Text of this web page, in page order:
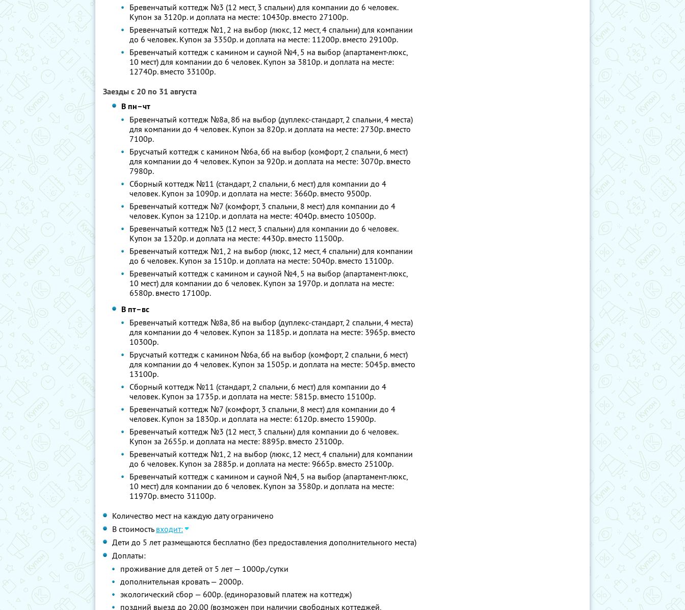
Бревенчатый коттедж №3 (12 мест, 3 спальни) для компании до 6 человек.
Купон за 3120р. и доплата на месте: 10430р. вместо 27100р.
Бревенчатый коттедж №1, 2 на выбор (люкс, 12 мест, 4 спальни) для компании
до 6 человек. Купон за 3350р. и доплата на месте: 11200р. вместо 29100р.
Бревенчатый коттедж с камином и сауной №4, 5 на выбор (апартамент-люкс,
10 мест) для компании до 6 человек. Купон за 3810р. и доплата на месте:
12740р. вместо 33100р.
Заезды с 20 по 31 августа
В пн–чт
Бревенчатый коттедж №8а, 8б на выбор (дуплекс-стандарт, 2 спальни, 4 места)
для компании до 4 человек. Купон за 820р. и доплата на месте: 2730р. вместо
7100р.
Брусчатый коттедж с камином №6а, 6б на выбор (комфорт, 2 спальни, 6 мест)
для компании до 4 человек. Купон за 920р. и доплата на месте: 3070р. вместо
7980р.
Сборный коттедж №11 (стандарт, 2 спальни, 6 мест) для компании до 4
человек. Купон за 1090р. и доплата на месте: 3660р. вместо 9500р.
Бревенчатый коттедж №7 (комфорт, 3 спальни, 8 мест) для компании до 4
человек. Купон за 1210р. и доплата на месте: 4040р. вместо 10500р.
Бревенчатый коттедж №3 (12 мест, 3 спальни) для компании до 6 человек.
Купон за 1320р. и доплата на месте: 4430р. вместо 11500р.
Бревенчатый коттедж №1, 2 на выбор (люкс, 12 мест, 4 спальни) для компании
до 6 человек. Купон за 1510р. и доплата на месте: 5040р. вместо 13100р.
Бревенчатый коттедж с камином и сауной №4, 5 на выбор (апартамент-люкс,
10 мест) для компании до 6 человек. Купон за 1970р. и доплата на месте:
6580р. вместо 17100р.
В пт–вс
Бревенчатый коттедж №8а, 8б на выбор (дуплекс-стандарт, 2 спальни, 4 места)
для компании до 4 человек. Купон за 1185р. и доплата на месте: 3965р. вместо
10300р.
Брусчатый коттедж с камином №6а, 6б на выбор (комфорт, 2 спальни, 6 мест)
для компании до 4 человек. Купон за 1505р. и доплата на месте: 5045р. вместо
13100р.
Сборный коттедж №11 (стандарт, 2 спальни, 6 мест) для компании до 4
человек. Купон за 1735р. и доплата на месте: 5815р. вместо 15100р.
Бревенчатый коттедж №7 (комфорт, 3 спальни, 8 мест) для компании до 4
человек. Купон за 1830р. и доплата на месте: 6120р. вместо 15900р.
Бревенчатый коттедж №3 (12 мест, 3 спальни) для компании до 6 человек.
Купон за 2655р. и доплата на месте: 8895р. вместо 23100р.
Бревенчатый коттедж №1, 2 на выбор (люкс, 12 мест, 4 спальни) для компании
до 6 человек. Купон за 2885р. и доплата на месте: 9665р. вместо 25100р.
Бревенчатый коттедж с камином и сауной №4, 5 на выбор (апартамент-люкс,
10 мест) для компании до 6 человек. Купон за 3580р. и доплата на месте:
11970р. вместо 31100р.
Количество мест на каждую дату ограничено
В стоимость входит:
Дети до 5 лет размещаются бесплатно (без предоставления дополнительного места)
Доплаты:
проживание для детей от 5 лет — 1000р./сутки
дополнительная кровать — 2000р.
экологический сбор — 600р. (единоразовый платеж на коттедж)
поздний выезд до 20.00 (возможен при наличии свободных коттеджей,